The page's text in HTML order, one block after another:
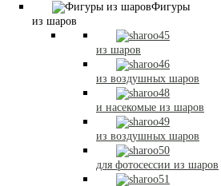
Фигуры
из шаров
из шаров
из воздушных шаров
и насекомые из шаров
из воздушных шаров
для фотосессии из шаров